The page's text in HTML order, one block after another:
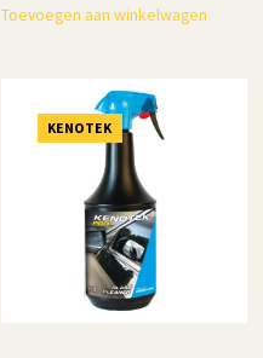
Toevoegen aan winkelwagen
KENOTEK